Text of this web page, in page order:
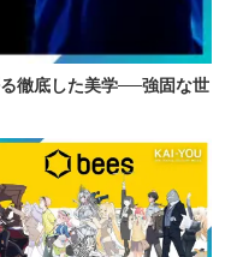
徹底した美学──強固な世